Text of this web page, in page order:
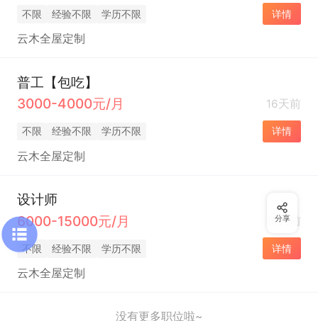
不限 经验不限 学历不限 详情
云木全屋定制
普工【包吃】
3000-4000元/月
16天前
不限 经验不限 学历不限 详情
云木全屋定制
设计师
6000-15000元/月
16天前
不限 经验不限 学历不限 详情
云木全屋定制
没有更多职位啦~
分享